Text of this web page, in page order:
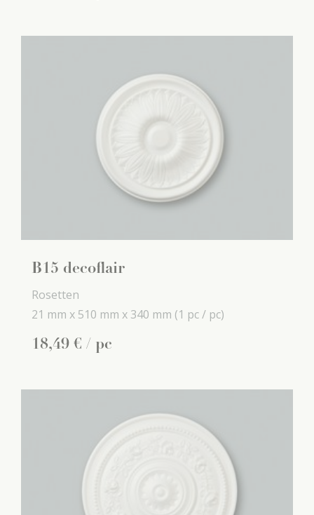
B15 decoflair
Rosetten
21 mm x 510 mm x 340 mm (1 pc / pc)
18,49 € / pc